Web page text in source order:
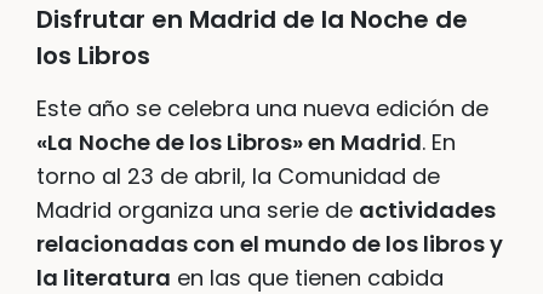
Disfrutar en Madrid de la Noche de
los Libros
Este año se celebra una nueva edición de
«La Noche de los Libros» en Madrid. En
torno al 23 de abril, la Comunidad de
Madrid organiza una serie de actividades
relacionadas con el mundo de los libros y
la literatura en las que tienen cabida